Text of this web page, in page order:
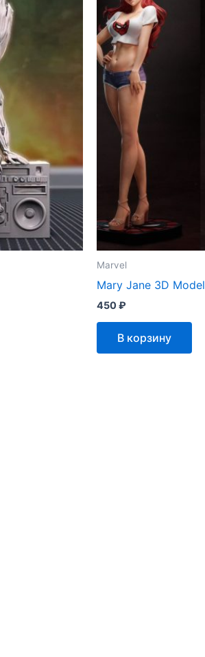
Marvel
Mary Jane 3D Model
450₽
В корзину